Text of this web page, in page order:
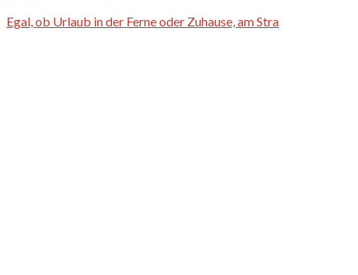
Egal, ob Urlaub in der Ferne oder Zuhause, am Stra